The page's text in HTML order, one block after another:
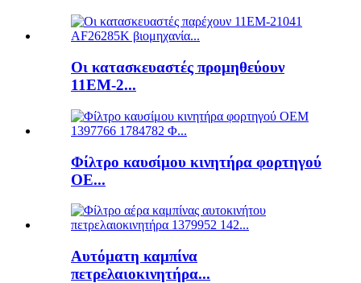
Οι κατασκευαστές προμηθεύουν
11EM-2...
Φίλτρο καυσίμου κινητήρα φορτηγού
ΟΕ...
Αυτόματη καμπίνα
πετρελαιοκινητήρα...